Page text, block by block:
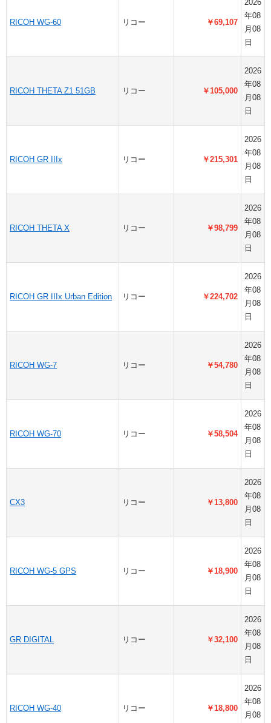
RICOH WG-60 リコー ￥69,107
2026
年08
月08
日
RICOH THETA Z1 51GB リコー ￥105,000
2026
年08
月08
日
RICOH GR IIIx リコー ￥215,301
2026
年08
月08
日
RICOH THETA X リコー ￥98,799
2026
年08
月08
日
RICOH GR IIIx Urban Edition リコー ￥224,702
2026
年08
月08
日
RICOH WG-7 リコー ￥54,780
2026
年08
月08
日
RICOH WG-70 リコー ￥58,504
2026
年08
月08
日
CX3 リコー ￥13,800
2026
年08
月08
日
RICOH WG-5 GPS リコー ￥18,900
2026
年08
月08
日
GR DIGITAL リコー ￥32,100
2026
年08
月08
日
RICOH WG-40 リコー ￥18,800
2026
年08
月08